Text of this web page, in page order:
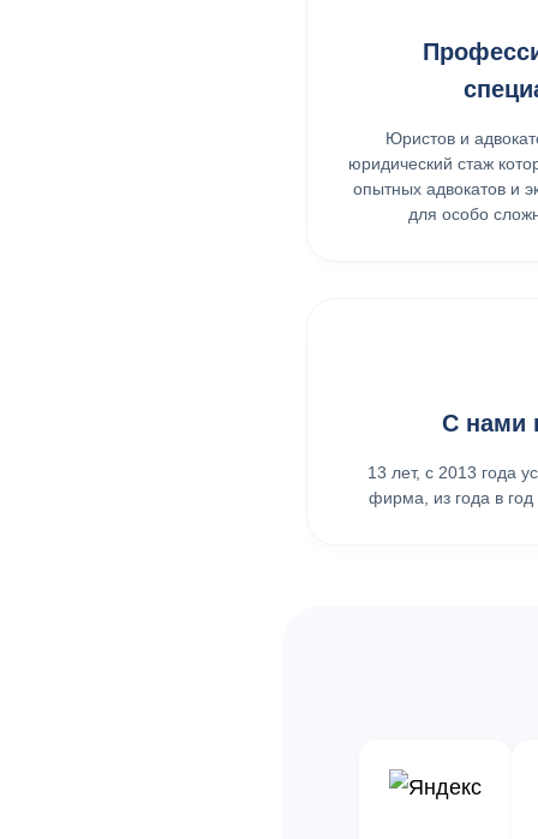
Юристов и
юридический стаж
опытных адвокатов и
для особо
С нами
13 лет, с 2013 года
фирма, из года в